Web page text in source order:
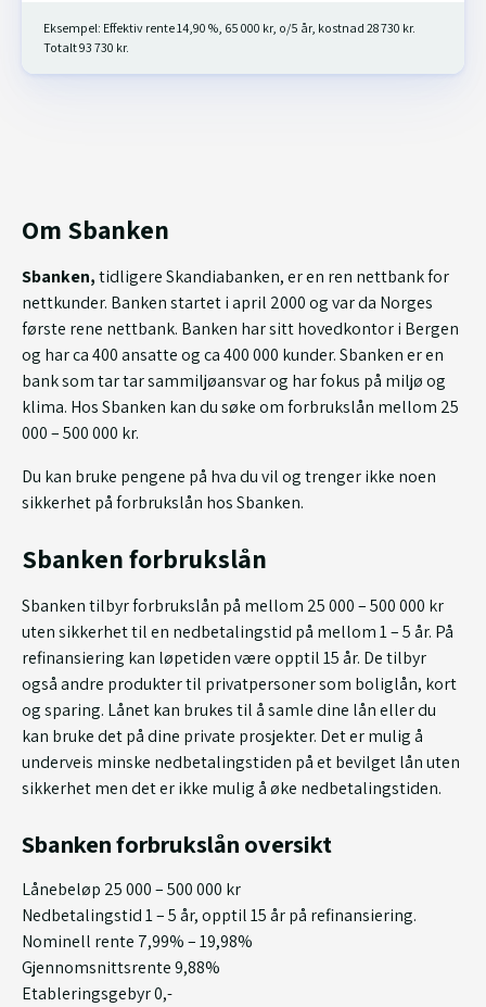
Eksempel: Effektiv rente 14,90 %, 65 000 kr, o/5 år, kostnad 28 730 kr.
Totalt 93 730 kr.
Om Sbanken
Sbanken,tidligere Skandiabanken, er en ren nettbank for
nettkunder. Banken startet i april 2000 og var da Norges
første rene nettbank. Banken har sitt hovedkontor i Bergen
og har ca 400 ansatte og ca 400 000 kunder. Sbanken er en
bank som tar tar sammiljøansvar og har fokus på miljø og
klima. Hos Sbanken kan du søke om forbrukslån mellom 25
000 – 500 000 kr.
Du kan bruke pengene på hva du vil og trenger ikke noen
sikkerhet på forbrukslån hos Sbanken.
Sbanken forbrukslån
Sbanken tilbyr forbrukslån på mellom 25 000 – 500 000 kr
uten sikkerhet til en nedbetalingstid på mellom 1 – 5 år. På
refinansiering kan løpetiden være opptil 15 år. De tilbyr
også andre produkter til privatpersoner som boliglån, kort
og sparing. Lånet kan brukes til å samle dine lån eller du
kan bruke det på dine private prosjekter. Det er mulig å
underveis minske nedbetalingstiden på et bevilget lån uten
sikkerhet men det er ikke mulig å øke nedbetalingstiden.
Sbanken forbrukslån oversikt
Lånebeløp 25 000 – 500 000 kr
Nedbetalingstid 1 – 5 år, opptil 15 år på refinansiering.
Nominell rente 7,99% – 19,98%
Gjennomsnittsrente 9,88%
Etableringsgebyr 0,-